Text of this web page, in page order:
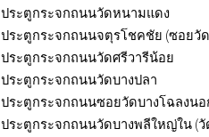
ประตูกระจกถนนวัดหนามแดง
ประตูกระจกถนนจตุรโชคชัย (ซอยวั
ประตูกระจกถนนวัดศรีวารีน้อย
ประตูกระจกถนนวัดบางปลา
ประตูกระจกถนนซอยวัดบางโฉลงนอ
ประตูกระจกถนนวัดบางพลีใหญ่ใน (